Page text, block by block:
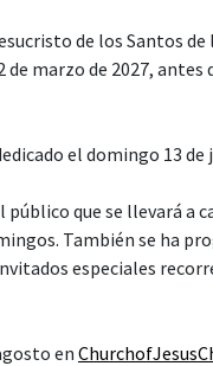
de los Santos
marzo de 2027, antes
el domingo 13 de
que se llevará a
También se ha
especiales
en